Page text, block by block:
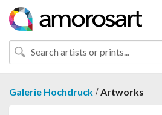
Galerie Hochdruck /Artworks